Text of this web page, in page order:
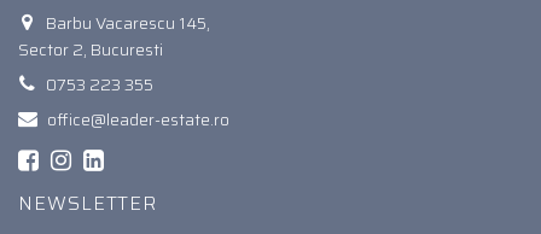
Barbu Vacarescu 145,
Sector 2, Bucuresti
0753 223 355
office@leader-estate.ro
NEWSLETTER